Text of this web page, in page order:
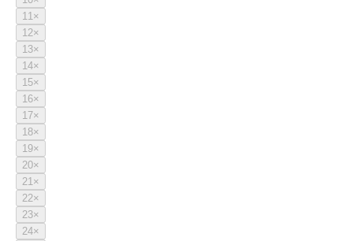
11×
12×
13×
14×
15×
16×
17×
18×
19×
20×
21×
22×
23×
24×